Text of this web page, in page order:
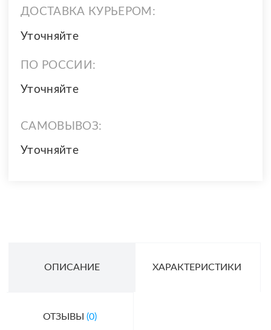
ДОСТАВКА КУРЬЕРОМ:
Уточняйте
ПО РОССИИ:
Уточняйте
САМОВЫВОЗ:
Уточняйте
ОПИСАНИЕ ХАРАКТЕРИСТИКИ
ОТЗЫВЫ (0)